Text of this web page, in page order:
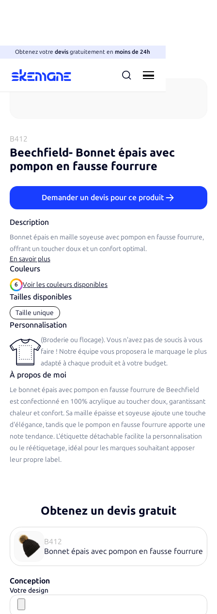
Obtenez votre devisgratuitement enmoins de 24h
B412
Beechfield​- Bonnet épais avec
pompon en fausse fourrure
Demander un devis pour ce produit
Description
Bonnet épais en maille soyeuse avec pompon en fausse fourrure,
offrant un toucher doux et un confort optimal.​
En savoir plus
Couleurs
6 Voir les couleurs disponibles
Tailles disponibles
Taille unique
Personnalisation
(Broderie ou flocage). Vous n'avez pas de soucis à vous
faire ! Notre équipe vous proposera le marquage le plus
adapté à chaque produit et à votre budget.
À propos de moi
Le bonnet épais avec pompon en fausse fourrure de Beechfield
est confectionné en 100% acrylique au toucher doux, garantissant
chaleur et confort. Sa maille épaisse et soyeuse ajoute une touche
d'élégance, tandis que le pompon en fausse fourrure apporte une
note tendance. L'étiquette détachable facilite la personnalisation
ou le réétiquetage, idéal pour les marques souhaitant apposer
leur propre label. ​
Obtenez un devis gratuit
B412
Bonnet épais avec pompon en fausse fourrure
Conception
Votre design